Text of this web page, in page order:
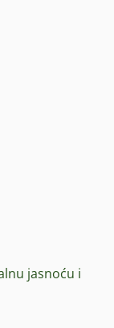
jasnoću i